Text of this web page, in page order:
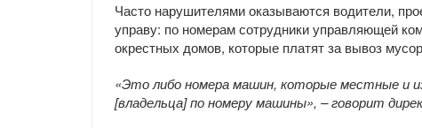
Часто нарушителями оказываются водители,
управу: по номерам сотрудники управляющей
окрестных домов, которые платят за вывоз
«Это либо номера машин, которые местные и
[владельца] по номеру машины», – говорит